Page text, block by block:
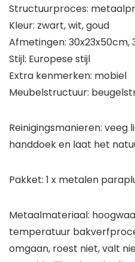
Structuurproces:
Kleur: zwart, wit, goud
Afmetingen: 30x23x50cm,
Stijl: Europese stijl
Extra kenmerken: mobiel
Meubelstructuur:
Reinigingsmanieren:
handdoek en laat het
Pakket: 1 x metalen
Metaalmateriaal:
temperatuur
omgaan, roest niet, valt